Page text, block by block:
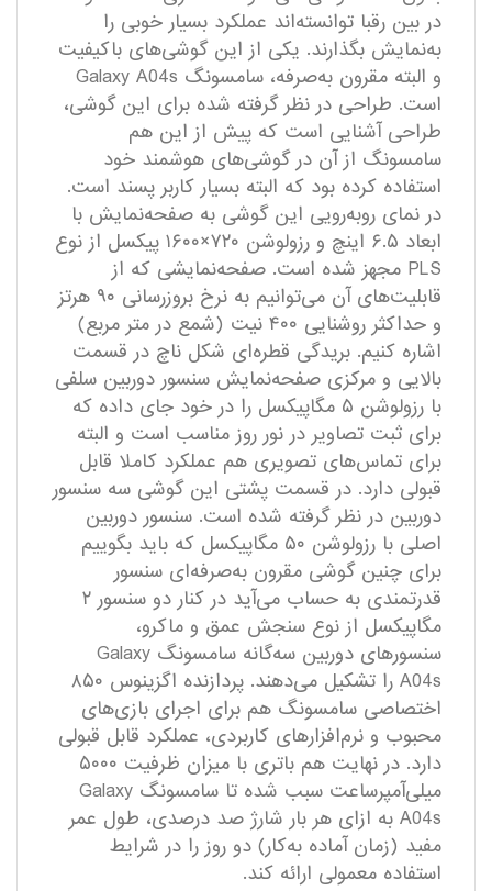
در بین رقبا توانسته‌اند عملکرد بسیار خوبی را
به‌نمایش بگذارند. یکی از این گوشی‌های با‌کیفیت
و البته مقرون به‌صرفه، سامسونگ Galaxy A04s
است. طراحی در نظر گرفته شده برای این گوشی،
طراحی آشنایی است که پیش از این هم
سامسونگ از آن در گوشی‌های هوشمند خود
استفاده کرده بود که البته بسیار کاربر پسند است.
در نمای رو‌به‌رویی این گوشی به صفحه‌نمایش با
ابعاد ۶.۵ اینچ و رزولوشن ۷۲۰×۱۶۰۰ پیکسل از نوع
PLS مجهز شده است. صفحه‌نمایشی که از
قابلیت‌های آن می‌توانیم به نرخ بروزرسانی ۹۰ هرتز
و حداکثر روشنایی ۴۰۰ نیت (شمع در متر مربع)
اشاره کنیم. بریدگی قطره‌ای شکل ناچ در قسمت
بالایی و مرکزی صفحه‌نمایش سنسور دوربین سلفی
با رزولوشن ۵ مگاپیکسل را در خود جای داده که
برای ثبت تصاویر در نور روز مناسب است و البته
برای تماس‌های تصویری هم عملکرد کاملا قابل
قبولی دارد. در قسمت پشتی این گوشی سه سنسور
دوربین در نظر گرفته شده است. سنسور دوربین
اصلی با رزولوشن ۵۰ مگاپیکسل که باید بگوییم
برای چنین گوشی مقرون به‌صرفه‌ای سنسور
قدرتمندی به حساب می‌آید در کنار دو سنسور ۲
مگاپیکسل از نوع سنجش عمق و ماکرو،
سنسور‌های دوربین سه‌گانه سامسونگ Galaxy
A04s را تشکیل می‌دهند. پردازنده اگزینوس ۸۵۰
اختصاصی سامسونگ هم برای اجرای بازی‌های
محبوب و نرم‌افزار‌های کاربردی، عملکرد قابل قبولی
دارد. در نهایت هم باتری با میزان ظرفیت ۵۰۰۰
میلی‌آمپر‌ساعت سبب شده تا سامسونگ Galaxy
A04s به ازای هر بار شارژ صد درصدی، طول عمر
مفید (زمان آماده به‌کار) دو روز را در شرایط
استفاده معمولی ارائه کند.